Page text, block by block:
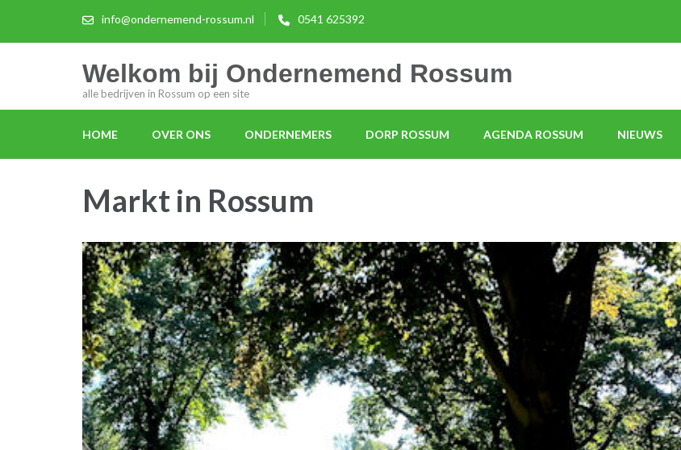
info@ondernemend-rossum.nl 0541 625392
Welkom bij Ondernemend Rossum
alle bedrijven in Rossum op een site
HOME OVER ONS ONDERNEMERS DORP ROSSUM AGENDA ROSSUM NIEUWS
Markt in Rossum